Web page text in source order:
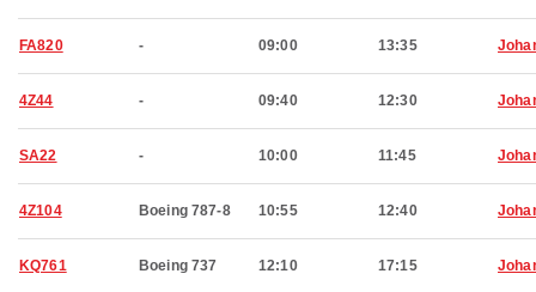
FA820 - 09:00 13:35
4Z44 - 09:40 12:30
SA22 - 10:00 11:45
4Z104 Boeing 787-8 10:55 12:40
KQ761 Boeing 737 12:10 17:15